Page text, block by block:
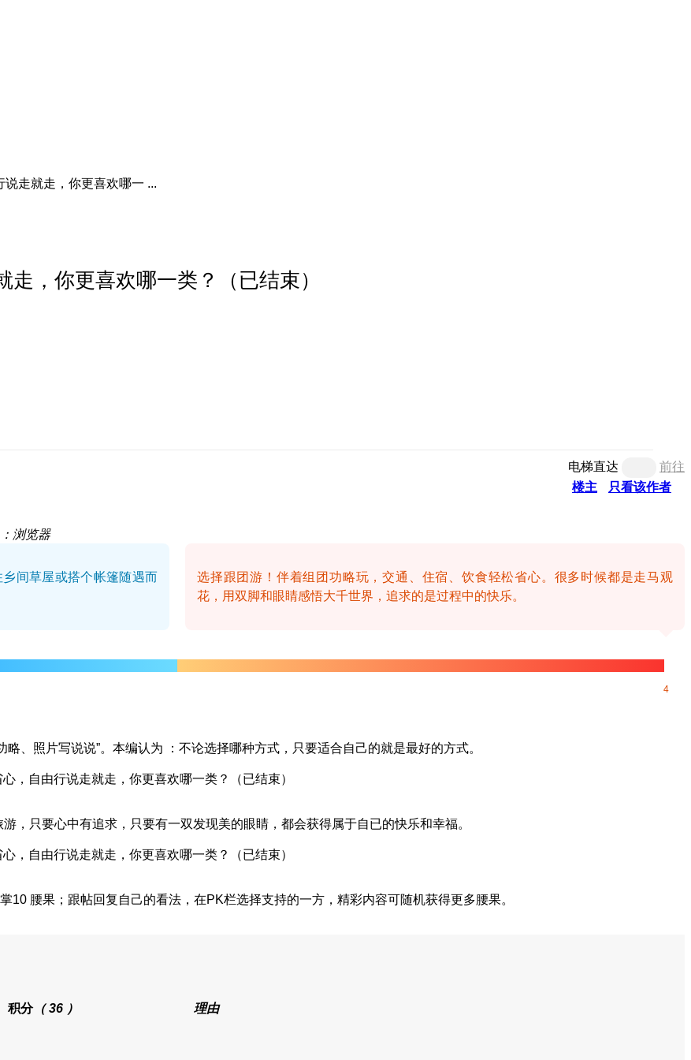
走就走，你更喜欢哪一 ...
走，你更喜欢哪一类？（已结束）
电梯直达
前往
楼主
只看该作者
浏览器
间草屋或搭个帐篷随遇而
选择跟团游！伴着组团功略玩，交通、住宿、饮食轻松省心。很多时候都是走马观
花，用双脚和眼睛感悟大千世界，追求的是过程中的快乐。
4
、照片写说说”。本编认为 ：不论选择哪种方式，只要适合自己的就是最好的方式。
，只要心中有追求，只要有一双发现美的眼睛，都会获得属于自已的快乐和幸福。
腰果；跟帖回复自己的看法，在PK栏选择支持的一方，精彩内容可随机获得更多腰果。
积分（ 36 ） 理由